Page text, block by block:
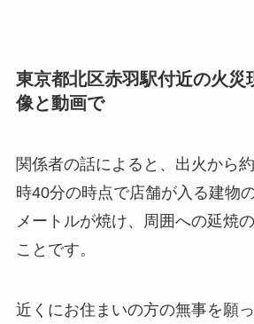
東京都北区赤羽駅付近の火災
像と動画で
関係者の話によると、出火から
時40分の時点で店舗が入る建物
メートルが焼け、周囲への延焼
ことです。
近くにお住まいの方の無事を願っ